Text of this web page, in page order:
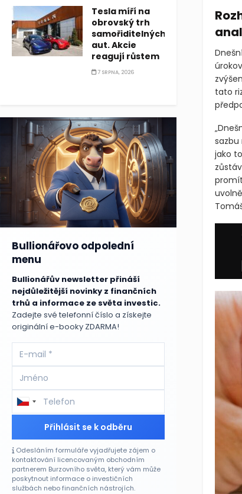
tato
jako
Tesla míří na
obrovský trh
samořiditelných
aut. Akcie
reagují růstem
7 SRPNA, 2026
Bullionářovo odpolední
menu
Bullionářův newsletter přináší
nejdůležitější novinky z finančních
trhů a informace ze světa investic.
Zadejte své telefonní číslo a získejte
originální e-booky ZDARMA!
Přihlásit se k odběru
Odesláním formuláře vyjadřujete zájem o
kontaktování licencovaným obchodním
partnerem Burzovního světa, který vám může
poskytnout informace o investičních
službách nebo finančních nástrojích.